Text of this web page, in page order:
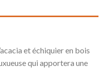
et échiquier en bois
qui apportera une